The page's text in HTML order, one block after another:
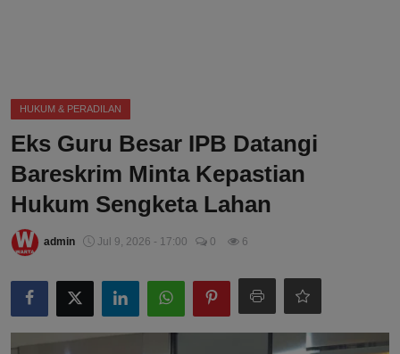
HUKUM & PERADILAN
Eks Guru Besar IPB Datangi
Bareskrim Minta Kepastian
Hukum Sengketa Lahan
admin Jul 9, 2026 - 17:00 0 6